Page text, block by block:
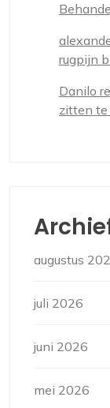
rugpijn
Danilo
zitten
augustus
juli 2026
juni 2026
mei 2026